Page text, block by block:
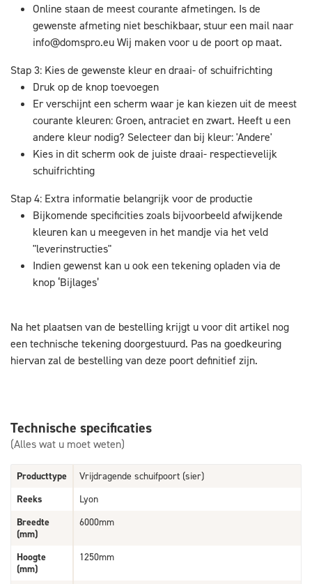
Online staan de meest courante afmetingen. Is de
gewenste afmeting niet beschikbaar, stuur een mail naar
info@domspro.euWij maken voor u de poort op maat.
Stap 3: Kies de gewenste kleur en draai- of schuifrichting
Druk op de knop toevoegen
Er verschijnt een scherm waar je kan kiezen uit de meest
courante kleuren: Groen, antraciet en zwart. Heeft u een
andere kleur nodig? Selecteer dan bij kleur: 'Andere'
Kies in dit scherm ook de juiste draai- respectievelijk
schuifrichting
Stap 4: Extra informatie belangrijk voor de productie
Bijkomende specificities zoals bijvoorbeeld afwijkende
kleuren kan u meegeven in het mandje via het veld
"leverinstructies"
Indien gewenst kan u ook een tekening opladen via de
knop ‘Bijlages’
Na het plaatsen van de bestelling krijgt u voor dit artikel nog
een technische tekening doorgestuurd. Pas na goedkeuring
hiervan zal de bestelling van deze poort definitief zijn.
Technische specificaties
(Alles wat u moet weten)
Producttype
Vrijdragende schuifpoort (sier)
Reeks
Lyon
Breedte
(mm)
6000mm
Hoogte
(mm)
1250mm